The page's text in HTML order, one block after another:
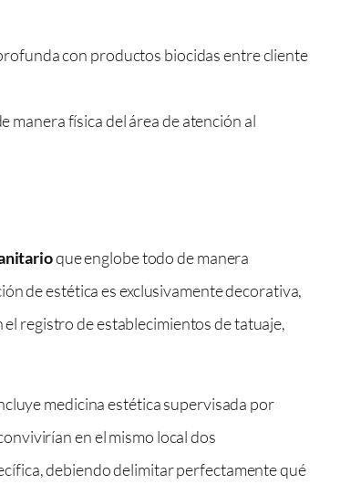
con productos biocidas entre cliente
manera física del área de atención al
que englobe todo de manera
de estética es exclusivamente decorativa,
registro de establecimientos de tatuaje,
medicina estética supervisada por
en el mismo local dos
debiendo delimitar perfectamente qué